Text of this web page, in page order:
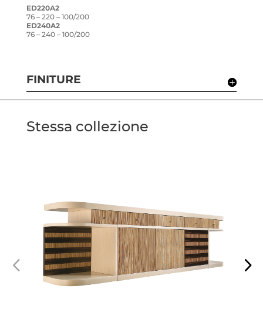
ED220A2
76 – 220 – 100/200
ED240A2
76 – 240 – 100/200
FINITURE
Stessa collezione